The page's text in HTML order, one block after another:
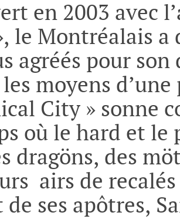
en 2003 avec
le Montréalais a
agréés pour
moyens
City » sonne
où le hard et
dragöns, des
airs de
de ses apôtres,